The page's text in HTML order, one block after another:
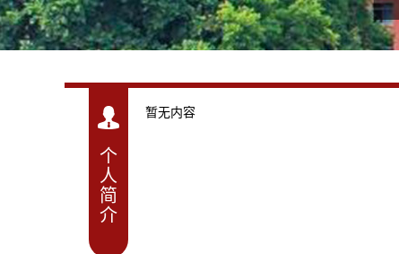
个
人
简
介
暂无内容